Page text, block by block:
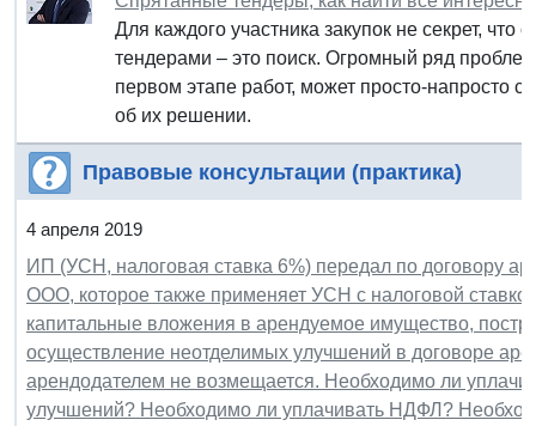
Для каждого участника закупок не секрет,
тендерами – это поиск. Огромный ряд
первом этапе работ, может просто-напросто
об их решении.
Правовые консультации (практика)
4 апреля 2019
ИП (УСН, налоговая ставка 6%) передал по договору
ООО, которое также применяет УСН с налоговой
капитальные вложения в арендуемое имущество,
осуществление неотделимых улучшений в договоре
арендодателем не возмещается. Необходимо ли
улучшений? Необходимо ли уплачивать НДФЛ?